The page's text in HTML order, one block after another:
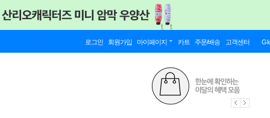
로그인 회원가입 마이페이지 카트 주문/배송 고객센터